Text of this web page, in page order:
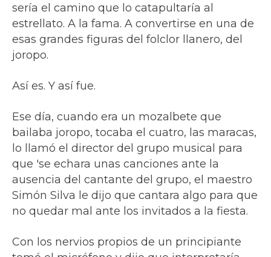
sería el camino que lo catapultaría al
estrellato. A la fama. A convertirse en una de
esas grandes figuras del folclor llanero, del
joropo.
Así es. Y así fue.
Ese día, cuando era un mozalbete que
bailaba joropo, tocaba el cuatro, las maracas,
lo llamó el director del grupo musical para
que 'se echara unas canciones ante la
ausencia del cantante del grupo, el maestro
Simón Silva le dijo que cantara algo para que
no quedar mal ante los invitados a la fiesta.
Con los nervios propios de un principiante